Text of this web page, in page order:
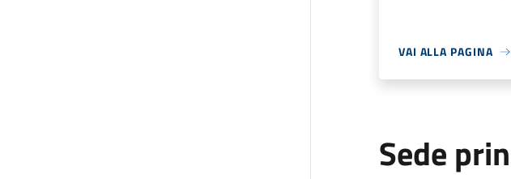
VAI ALLA PAGINA
Sede